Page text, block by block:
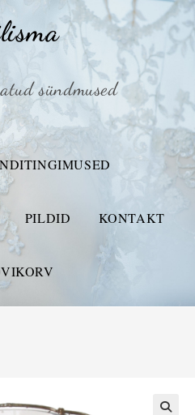
sündmused
PILDID KONTAKT